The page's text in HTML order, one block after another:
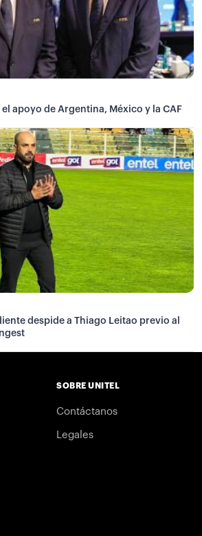
apoyo de Argentina, México y la CAF
despide a Thiago Leitao previo al
SOBRE UNITEL
Contáctanos
Legales